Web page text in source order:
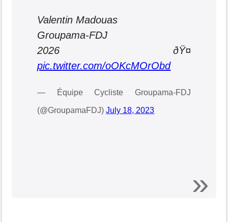
Valentin Madouas
Groupama-FDJ
2026 ðŸ¤
pic.twitter.com/oOKcMOrObd
— Équipe Cycliste Groupama-FDJ
(@GroupamaFDJ)July 18, 2023